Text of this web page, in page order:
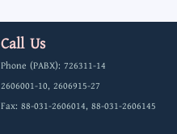
Call Us
Phone (PABX): 726311-14
2606001-10, 2606915-27
Fax: 88-031-2606014, 88-031-2606145